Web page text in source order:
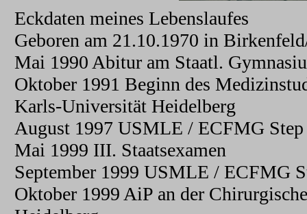
Eckdaten meines Lebenslaufes
Geboren am 21.10.1970 in
Mai 1990 Abitur am Staatl.
Oktober 1991 Beginn des
Karls-Universität Heidelberg
August 1997 USMLE / ECFMG
Mai 1999 III. Staatsexamen
September 1999 USMLE / ECFMG
Oktober 1999 AiP an der